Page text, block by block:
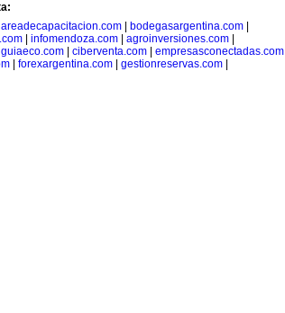
areadecapacitacion.com| bodegasargentina.com|
| infomendoza.com| agroinversiones.com|
guiaeco.com| ciberventa.com| empresasconectadas.com
| forexargentina.com| gestionreservas.com|